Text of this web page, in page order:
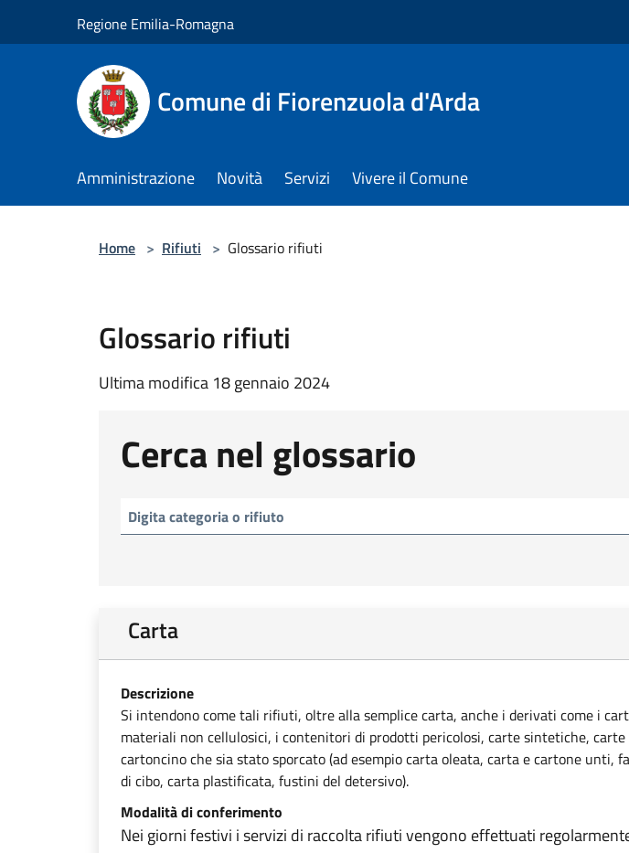
Regione Emilia-Romagna
Comune di Fiorenzuola d'Arda
Amministrazione Novità Servizi Vivere il Comune
Home > Rifiuti > Glossario rifiuti
Glossario rifiuti
Ultima modifica 18 gennaio 2024
Cerca nel glossario
Carta
Descrizione
Si intendono come tali rifiuti, oltre alla semplice carta, anche i derivati come i
materiali non cellulosici, i contenitori di prodotti pericolosi, carte sintetiche,
cartoncino che sia stato sporcato (ad esempio carta oleata, carta e cartone unti,
di cibo, carta plastificata, fustini del detersivo).
Modalità di conferimento
Nei giorni festivi i servizi di raccolta rifiuti vengono effettuati